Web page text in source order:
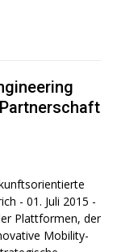
Plattformen, der
Mobility-